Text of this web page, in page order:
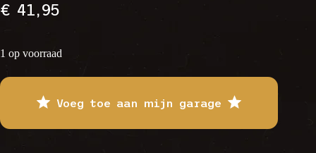
€41,95
1 op voorraad
Voeg toe aan mijn garage